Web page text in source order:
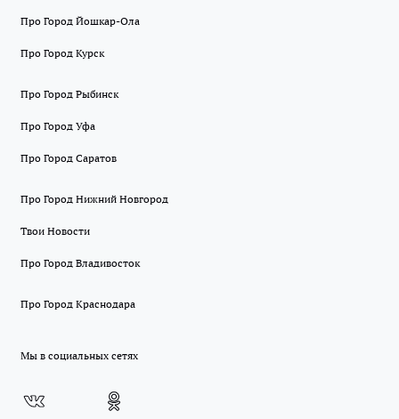
Про Город Йошкар-Ола
Про Город Курск
Про Город Рыбинск
Про Город Уфа
Про Город Саратов
Про Город Нижний Новгород
Твои Новости
Про Город Владивосток
Про Город Краснодара
Мы в социальных сетях